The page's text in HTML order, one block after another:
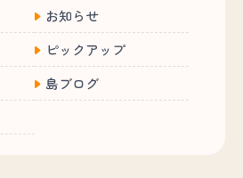
お知らせ
ピックアップ
島ブログ